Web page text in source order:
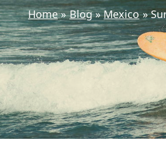
Home Blog Mexico